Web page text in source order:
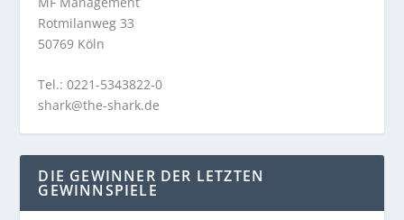
Rotmilanweg 33
50769 Köln
Tel.: 0221-5343822-0
shark@the-shark.de
DIE GEWINNER DER LETZTEN
GEWINNSPIELE